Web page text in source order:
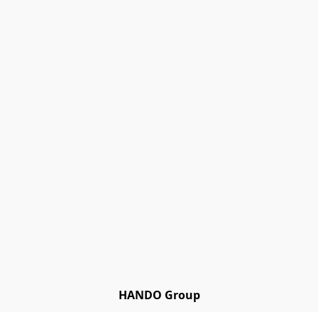
HANDO Group